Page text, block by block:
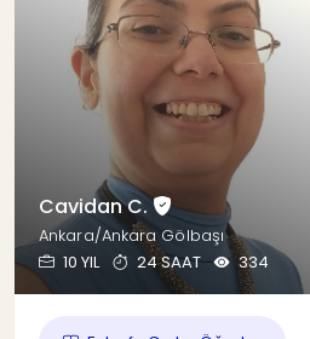
Cavidan C.
Ankara/Ankara Gölbaşı
10 YIL
24 SAAT 334